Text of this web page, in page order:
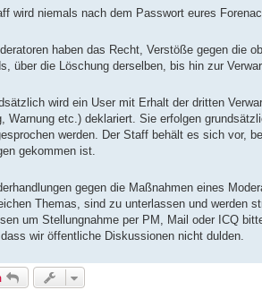
wird niemals nach dem Passwort eures
haben das Recht, Verstöße gegen die
über die Löschung derselben, bis hin zur
wird ein User mit Erhalt der dritten
Warnung etc.) deklariert. Sie erfolgen
werden. Der Staff behält es sich vor,
gekommen ist.
gegen die Maßnahmen eines
Themas, sind zu unterlassen und werden
um Stellungnahme per PM, Mail oder ICQ
wir öffentliche Diskussionen nicht dulden.